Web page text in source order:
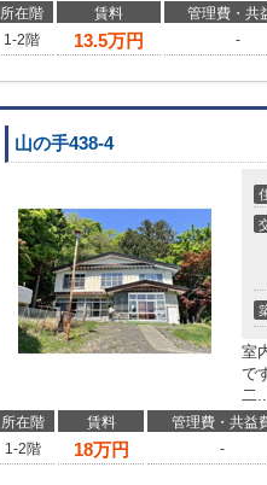
所在階 賃料 管理費・共
1-2階
13.5万円 -
山の手438-4
室
で
二
所在階 賃料 管理費・共益
1-2階
18万円 -